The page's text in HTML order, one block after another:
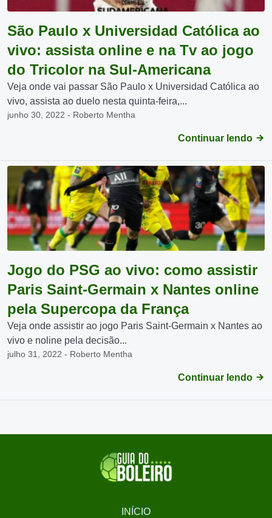
São Paulo x Universidad Católica ao
vivo: assista online e na Tv ao jogo
do Tricolor na Sul-Americana
Veja onde vai passar São Paulo x Universidad Católica ao
vivo, assista ao duelo nesta quinta-feira,...
junho 30, 2022 - Roberto Mentha
Continuar lendo
Jogo do PSG ao vivo: como assistir
Paris Saint-Germain x Nantes online
pela Supercopa da França
Veja onde assistir ao jogo Paris Saint-Germain x Nantes ao
vivo e noline pela decisão...
julho 31, 2022 - Roberto Mentha
Continuar lendo
INÍCIO